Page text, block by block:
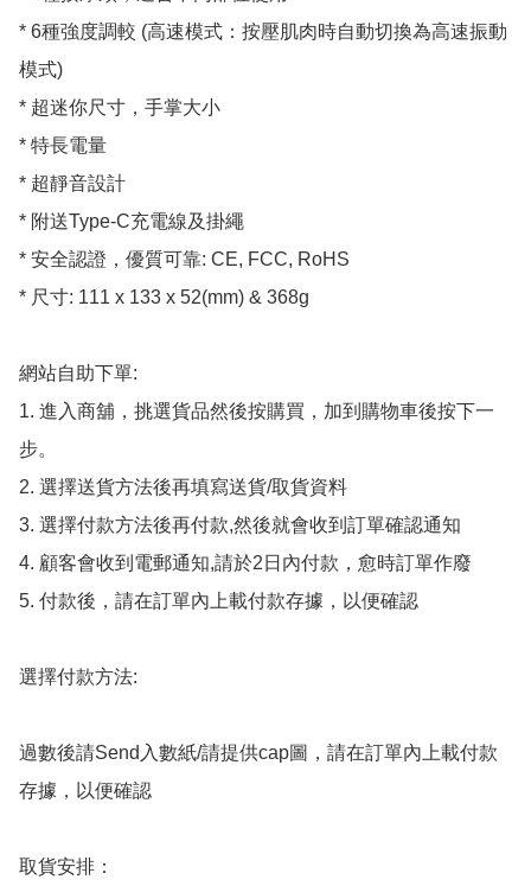
* 6種強度調較 (高速模式：按壓肌肉時自動切換為高速振動
模式)
* 超迷你尺寸，手掌大小
* 特長電量
* 超靜音設計
* 附送Type-C充電線及掛繩
* 安全認證，優質可靠: CE, FCC, RoHS
* 尺寸: 111 x 133 x 52(mm) & 368g
網站自助下單:
1. 進入商舖，挑選貨品然後按購買，加到購物車後按下一
步。
2. 選擇送貨方法後再填寫送貨/取貨資料
3. 選擇付款方法後再付款,然後就會收到訂單確認通知
4. 顧客會收到電郵通知,請於2日內付款，愈時訂單作廢
5. 付款後，請在訂單內上載付款存據，以便確認
選擇付款方法:
過數後請Send入數紙/請提供cap圖，請在訂單內上載付款
存據，以便確認
取貨安排：